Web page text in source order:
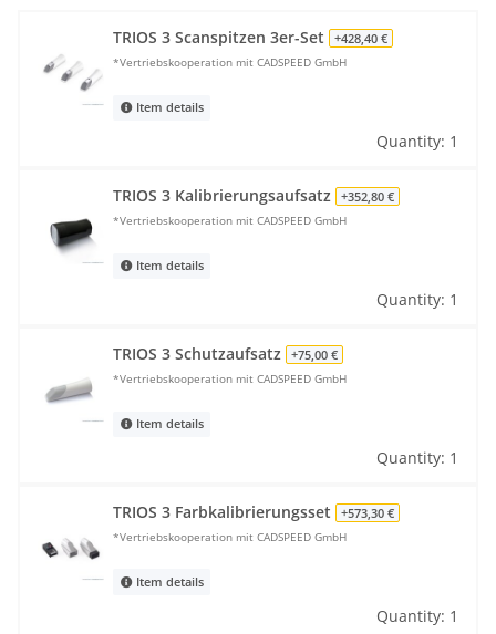
TRIOS 3 Scanspitzen 3er-Set
+428,40 €
*Vertriebskooperation mit CADSPEED GmbH
Item details
Quantity: 1
TRIOS 3 Kalibrierungsaufsatz
+352,80 €
*Vertriebskooperation mit CADSPEED GmbH
Item details
Quantity: 1
TRIOS 3 Schutzaufsatz
+75,00 €
*Vertriebskooperation mit CADSPEED GmbH
Item details
Quantity: 1
TRIOS 3 Farbkalibrierungsset
+573,30 €
*Vertriebskooperation mit CADSPEED GmbH
Item details
Quantity: 1